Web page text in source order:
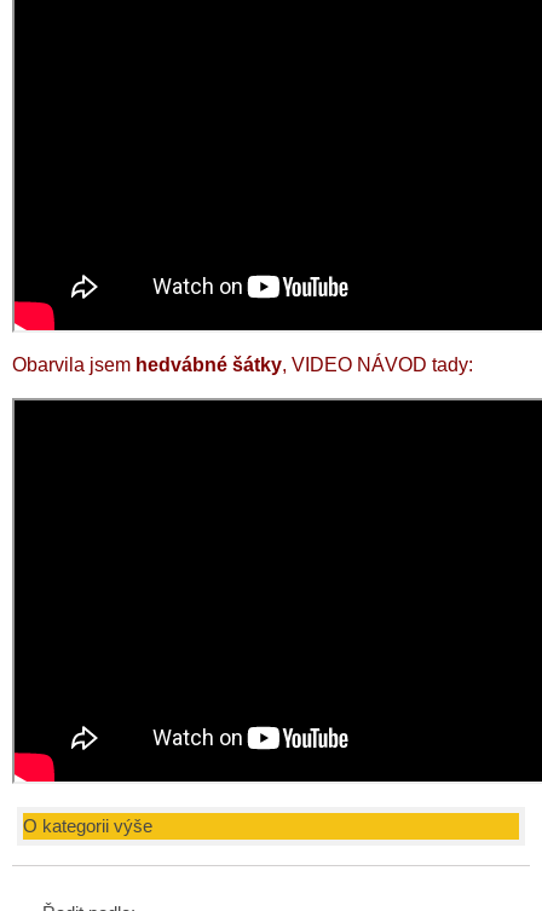
Obarvila jsem hedvábné šátky, VIDEO NÁVOD tady:
O kategorii výše